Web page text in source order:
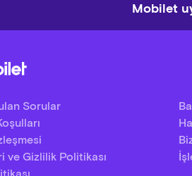
Mobilet
Sorular
ve Gizlilik Politikası